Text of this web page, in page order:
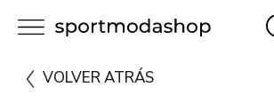
VOLVER ATRÁS